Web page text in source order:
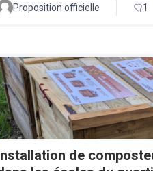
Proposition officielle 1
Installation de